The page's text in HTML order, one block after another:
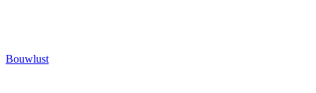
Bouwlust